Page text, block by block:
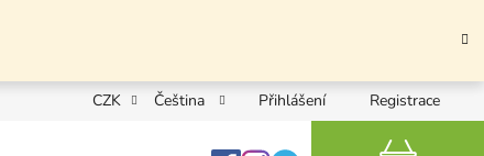
CZK Čeština Přihlášení Registrace